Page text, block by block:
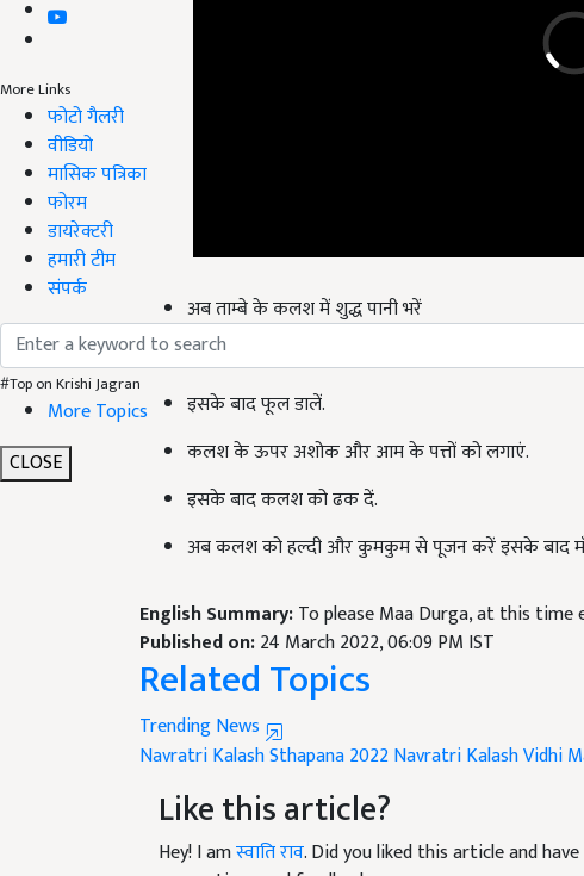
More Links
फोटो गैलरी
वीडियो
मासिक पत्रिका
फोरम
डायरेक्टरी
हमारी टीम
संपर्क
#Top on Krishi Jagran
More Topics
CLOSE
इस पानी भरे कलश में हल्दी, सोने या चांदी का सिक्का डालें
इसके बाद फूल डालें.
कलश के ऊपर अशोक और आम के पत्तों को लगाएं.
Published on:24 March 2022, 06:09 PM IST
Related Topics
Trending News
Navratri Kalash Sthapana 2022
Like this article?
Hey! I amस्वाति राव. Did you liked this article and
suggestions and feedback.